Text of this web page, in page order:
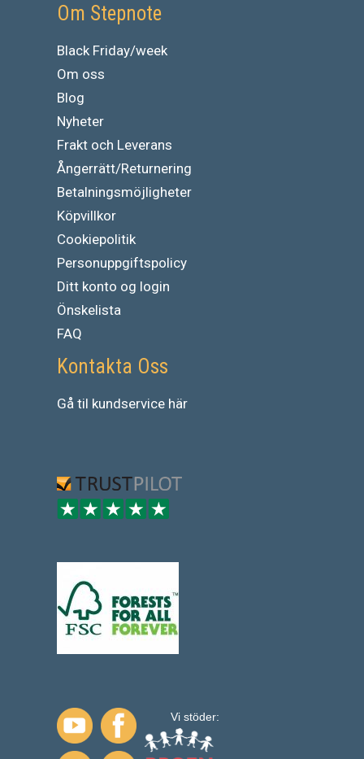
Om Stepnote
Black Friday/week
Om oss
Blog
Nyheter
Frakt och Leverans
Ångerrätt/Returnering
Betalningsmöjligheter
Köpvillkor
Cookiepolitik
Personuppgiftspolicy
Ditt konto og login
Önskelista
FAQ
Kontakta Oss
Gå til kundservice här
Vi stöder: